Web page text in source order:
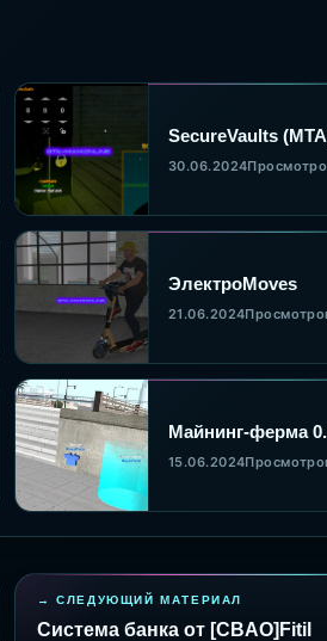
SecureVaults
30.06.2024
ЭлектроMoves
21.06.2024
Майнинг-ферма
15.06.2024
СЛЕДУЮЩИЙ МАТЕРИАЛ
Система банка от [CBAO]Fitil